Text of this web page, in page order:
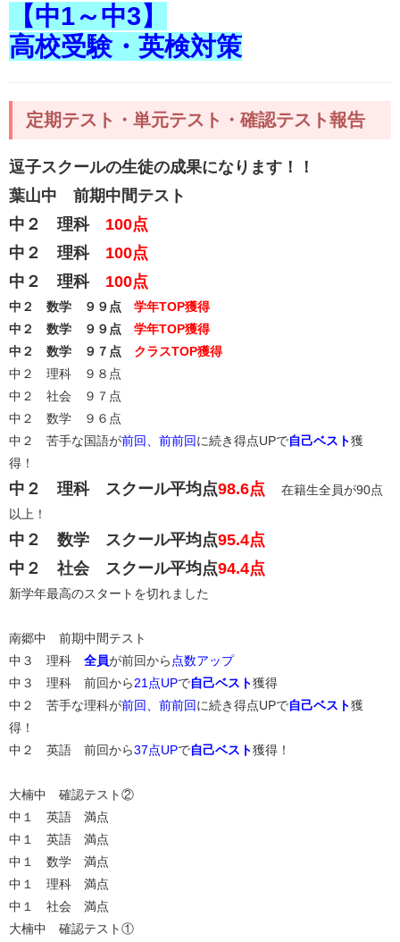
【中1～中3】
高校受験・英検対策
定期テスト・単元テスト・確認テスト報告
逗子スクールの生徒の成果になります！！
葉山中 前期中間テスト
中２ 理科 100点
中２ 理科 100点
中２ 理科 100点
中２ 数学 ９９点 学年TOP獲得
中２ 数学 ９９点 学年TOP獲得
中２ 数学 ９７点 クラスTOP獲得
中２ 理科 ９８点
中２ 社会 ９７点
中２ 数学 ９６点
中２ 苦手な国語が前回、前前回に続き得点UPで自己ベスト獲
得！
中２ 理科 スクール平均点98.6点
在籍生全員が90点
以上！
中２ 数学 スクール平均点95.4点
中２ 社会 スクール平均点94.4点
新学年最高のスタートを切れました
南郷中 前期中間テスト
中３ 理科 全員が前回から 点数アップ
中３ 理科 前回から21点UPで自己ベスト獲得
中２ 苦手な理科が前回、前前回に続き得点UPで自己ベスト獲
得！
中２ 英語 前回から37点UPで自己ベスト獲得！
大楠中 確認テスト②
中１ 英語 満点
中１ 英語 満点
中１ 数学 満点
中１ 理科 満点
中１ 社会 満点
大楠中 確認テスト①